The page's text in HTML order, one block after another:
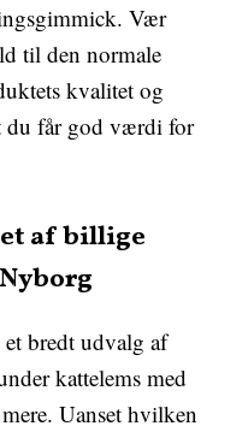
Vær
til den normale
kvalitet og
du får god værdi for
af billige
bredt udvalg af
kattelems med
Uanset hvilken